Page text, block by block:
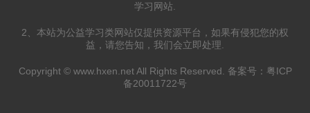
学习网站.
2、本站为公益学习类网站仅提供资源平台，如果有侵犯您的权
益，请您告知，我们会立即处理.
Copyright © www.hxen.netAll Rights Reserved. 备案号： 粤ICP
备20011722号